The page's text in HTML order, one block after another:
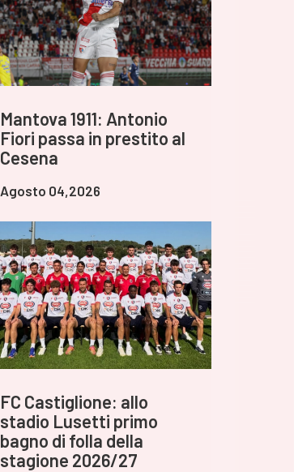
Mantova 1911: Antonio
Fiori passa in prestito al
Cesena
Agosto 04,2026
FC Castiglione: allo
stadio Lusetti primo
bagno di folla della
stagione 2026/27